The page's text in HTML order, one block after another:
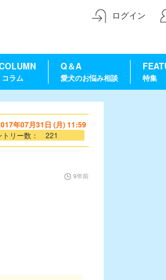
ログイン
ラム
Q＆A
愛犬のお悩み相談 特集
年07月31日 (月) 11:59
トリー数： 221
9年前